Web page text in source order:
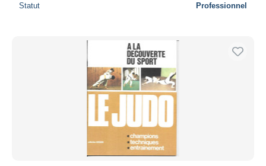
Statut Professionnel